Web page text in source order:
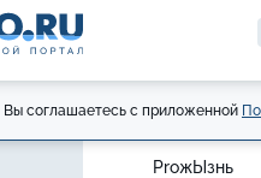
соглашаетесь с приложенной
ProжЫзнь